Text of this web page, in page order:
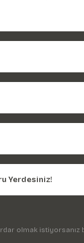
Yerdesiniz!
olmak istiyorsanız